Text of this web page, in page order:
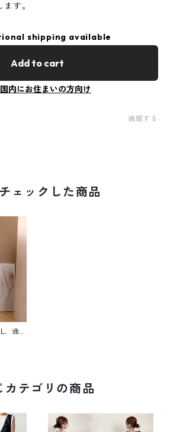
す。
shipping available
Add to cart
内にお住まいの方向け
通報する
ェックした商品
、通
m-
カテゴリの商品